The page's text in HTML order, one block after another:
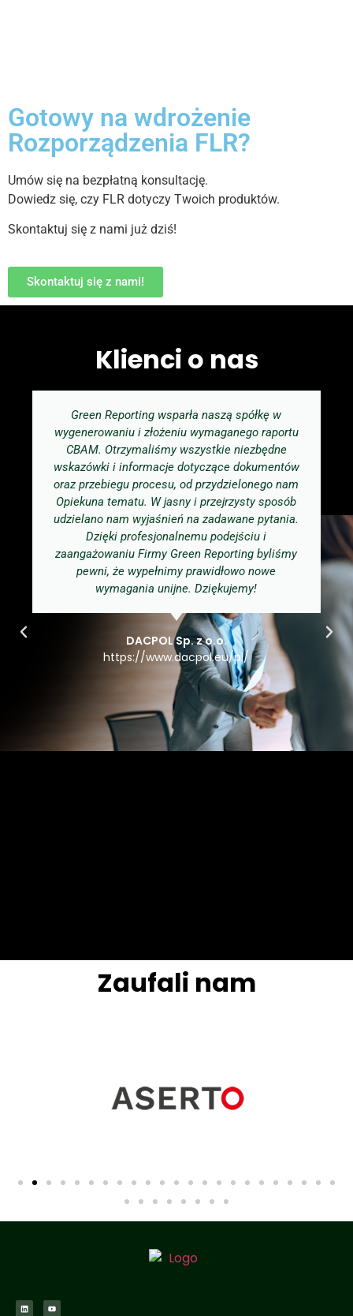
Gotowy na wdrożenie
Rozporządzenia FLR?
Umów się na bezpłatną konsultację.
Dowiedz się, czy FLR dotyczy Twoich produktów.
Skontaktuj się z nami już dziś!
Skontaktuj się z nami!
Klienci o nas
Green Reporting wsparła naszą spółkę w
wygenerowaniu i złożeniu wymaganego raportu
CBAM. Otrzymaliśmy wszystkie niezbędne
wskazówki i informacje dotyczące dokumentów
oraz przebiegu procesu, od przydzielonego nam
Opiekuna tematu. W jasny i przejrzysty sposób
udzielano nam wyjaśnień na zadawane pytania.
Dzięki profesjonalnemu podejściu i
zaangażowaniu Firmy Green Reporting byliśmy
pewni, że wypełnimy prawidłowo nowe
wymagania unijne. Dziękujemy!
DACPOL Sp. z o.o.
https://www.dacpol.eu/pl/
Zaufali nam